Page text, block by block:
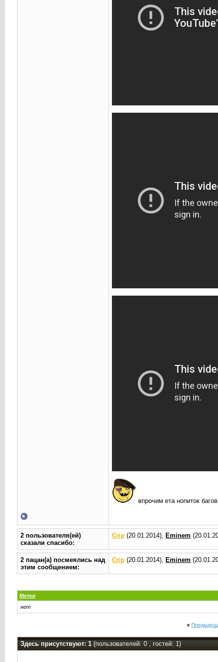
впрочим ета нопиток
2 пользователя(ей)
сказали cпасибо:
Crip(20.01.2014), Eminem
2 пацан(а) посмеялись над
этим сообщением:
Crip(20.01.2014), Eminem
Метки
нет
«
Здесь присутствуют: 1 (пользователей: 0 , гостей: 1)